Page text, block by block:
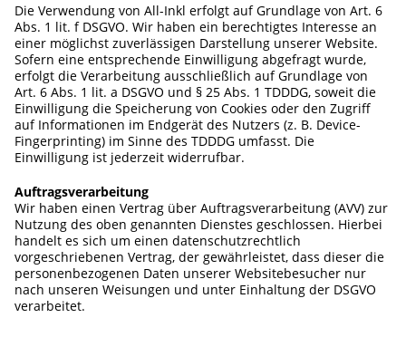
Die Verwendung von All-Inkl erfolgt auf Grundlage von Art. 6
Abs. 1 lit. f DSGVO. Wir haben ein berechtigtes Interesse an
einer möglichst zuverlässigen Darstellung unserer Website.
Sofern eine entsprechende Einwilligung abgefragt wurde,
erfolgt die Verarbeitung ausschließlich auf Grundlage von
Art. 6 Abs. 1 lit. a DSGVO und § 25 Abs. 1 TDDDG, soweit die
Einwilligung die Speicherung von Cookies oder den Zugriff
auf Informationen im Endgerät des Nutzers (z. B. Device-
Fingerprinting) im Sinne des TDDDG umfasst. Die
Einwilligung ist jederzeit widerrufbar.
Auftragsverarbeitung
Wir haben einen Vertrag über Auftragsverarbeitung (AVV) zur
Nutzung des oben genannten Dienstes geschlossen. Hierbei
handelt es sich um einen datenschutzrechtlich
vorgeschriebenen Vertrag, der gewährleistet, dass dieser die
personenbezogenen Daten unserer Websitebesucher nur
nach unseren Weisungen und unter Einhaltung der DSGVO
verarbeitet.